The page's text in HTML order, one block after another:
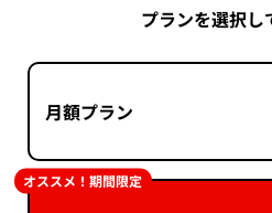
プランを選択し
月額プラン
オススメ！期間限定